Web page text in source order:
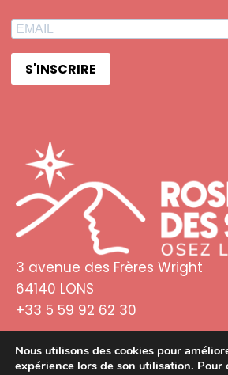
S'INSCRIRE
3 avenue des Frères Wright
64140 LONS
+33 5 59 92 62 30
Nous utilisons des cookies pour
expérience lors de son utilisation. Pour